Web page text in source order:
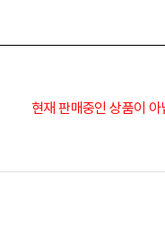
현재 판매중인 상품이 아